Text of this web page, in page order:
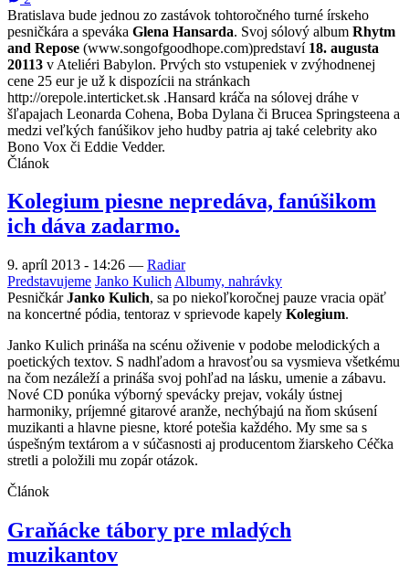
Bratislava bude jednou zo zastávok tohtoročného turné írskeho
pesničkára a speváka Glena Hansarda. Svoj sólový album Rhytm
and Repose (www.songofgoodhope.com)predstaví 18. augusta
20113 v Ateliéri Babylon. Prvých sto vstupeniek v zvýhodnenej
cene 25 eur je už k dispozícii na stránkach
http://orepole.interticket.sk .Hansard kráča na sólovej dráhe v
šľapajach Leonarda Cohena, Boba Dylana či Brucea Springsteena a
medzi veľkých fanúšikov jeho hudby patria aj také celebrity ako
Bono Vox či Eddie Vedder.
Článok
Kolegium piesne nepredáva, fanúšikom
ich dáva zadarmo.
9. apríl 2013 - 14:26 — Radiar
Predstavujeme Janko Kulich Albumy, nahrávky
PesničkárJanko Kulich, sa po niekoľkoročnej pauze vracia opäť
na koncertné pódia, tentoraz v sprievode kapely Kolegium.
Janko Kulich prináša na scénu oživenie v podobe melodických a
poetických textov. S nadhľadom a hravosťou sa vysmieva všetkému
na čom nezáleží a prináša svoj pohľad na lásku, umenie a zábavu.
Nové CD ponúka výborný spevácky prejav, vokály ústnej
harmoniky, príjemné gitarové aranže, nechýbajú na ňom skúsení
muzikanti a hlavne piesne, ktoré potešia každého. My sme sa s
úspešným textárom a v súčasnosti aj producentom žiarskeho Céčka
stretli a položili mu zopár otázok.
Článok
Graňácke tábory pre mladých
muzikantov